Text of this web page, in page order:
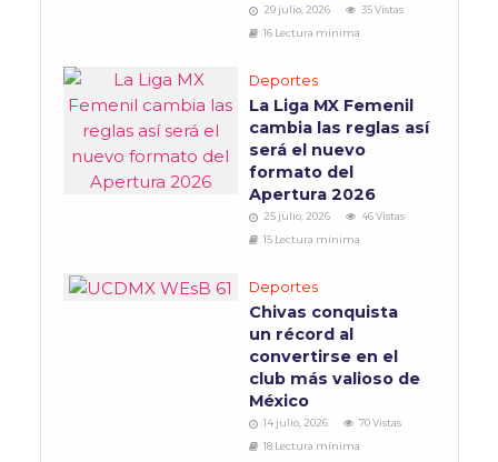
29 julio, 2026
35 Vistas
16 Lectura mínima
Deportes
La Liga MX Femenil
cambia las reglas así
será el nuevo
formato del
Apertura 2026
25 julio, 2026
46 Vistas
15 Lectura mínima
Deportes
Chivas conquista
un récord al
convertirse en el
club más valioso de
México
14 julio, 2026
70 Vistas
18 Lectura mínima